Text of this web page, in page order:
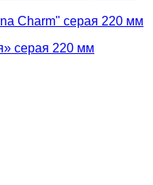
Charm" серая 220 мм
серая 220 мм